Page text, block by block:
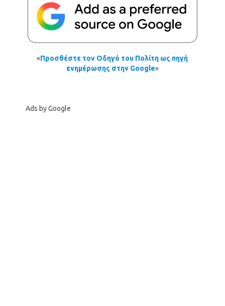
«Προσθέστε τον Οδηγό του Πολίτη ως πηγή
ενημέρωσης στην Google»
Ads by Google